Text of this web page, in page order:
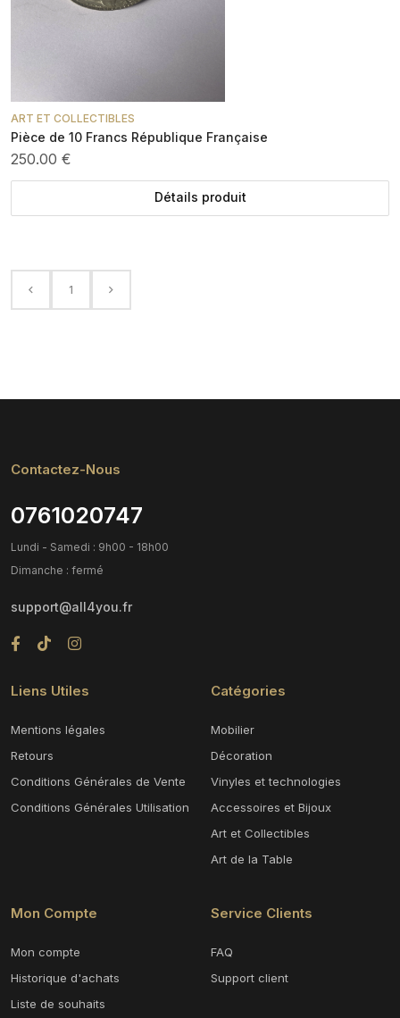
ART ET COLLECTIBLES
Pièce de 10 Francs République Française
250.00 €
Détails produit
1
Contactez-Nous
0761020747
Lundi - Samedi : 9h00 - 18h00
Dimanche : fermé
support@all4you.fr
Liens Utiles
Mentions légales
Retours
Conditions Générales de Vente
Conditions Générales Utilisation
Catégories
Mobilier
Décoration
Vinyles et technologies
Accessoires et Bijoux
Art et Collectibles
Art de la Table
Mon Compte
Mon compte
Historique d'achats
Liste de souhaits
Service Clients
FAQ
Support client